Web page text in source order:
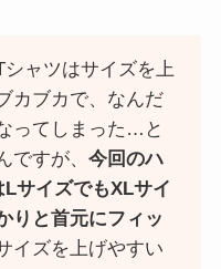
ャツはサイズを上
カブカで、なんだ
ってしまった…と
ですが、今回のハ
サイズでもXLサイ
りと首元にフィッ
イズを上げやすい